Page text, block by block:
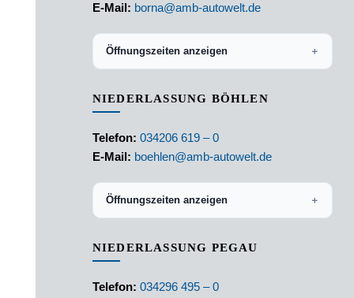
E-Mail: borna@amb-autowelt.de
Öffnungszeiten anzeigen ＋
NIEDERLASSUNG BÖHLEN
Telefon: 034206 619 – 0
E-Mail: boehlen@amb-autowelt.de
Öffnungszeiten anzeigen ＋
NIEDERLASSUNG PEGAU
Telefon: 034296 495 – 0